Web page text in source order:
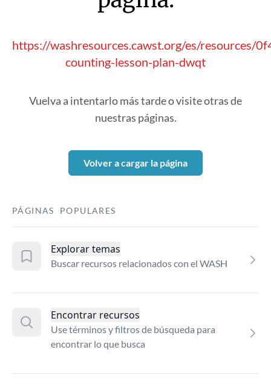
https://washresources.cawst.org/es/resources/
counting-lesson-plan-dwqt
Vuelva a intentarlo más tarde o visite otras de
nuestras páginas.
Volver a cargar la página
PÁGINAS POPULARES
Explorar temas
Buscar recursos relacionados con el WASH
Encontrar recursos
Use términos y filtros de búsqueda para
encontrar lo que busca